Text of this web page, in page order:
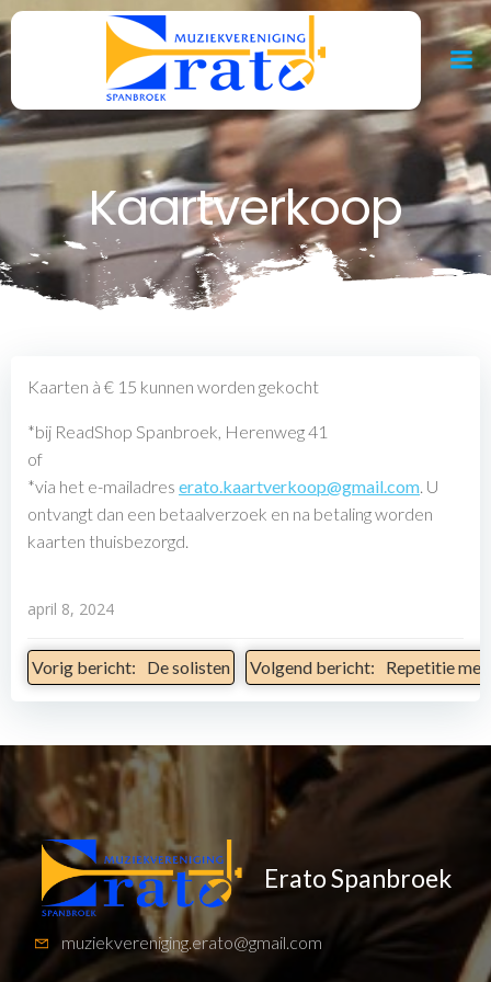
Ga
naar
de
inhoud
Kaartverkoop
Kaarten à € 15 kunnen worden gekocht
*bij ReadShop Spanbroek, Herenweg 41
of
*via het e-mailadres erato.kaartverkoop@gmail.com. U
ontvangt dan een betaalverzoek en na betaling worden
kaarten thuisbezorgd.
april 8, 2024
Bericht
Navigatie
Vorig bericht: De solisten
Bericht
Navigatie
Volgend bericht: Repetitie
Erato Spanbroek
muziekvereniging.erato@gmail.com